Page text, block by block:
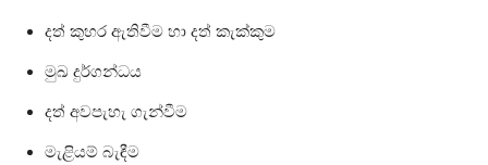
දත් කුහර ඇතිවීම හා දත් කැක්කුම
මුඛ දුර්ගන්ධය
දත් අවපැහැ ගැන්වීම
මැළියම් බැඳීම